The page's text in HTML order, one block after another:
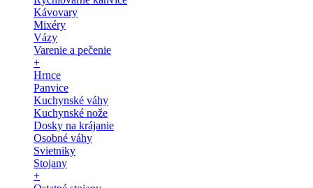
Kávovary
Mixéry
Vázy
Varenie a pečenie
+
Hrnce
Panvice
Kuchynské váhy
Kuchynské nože
Dosky na krájanie
Osobné váhy
Svietniky
Stojany
+